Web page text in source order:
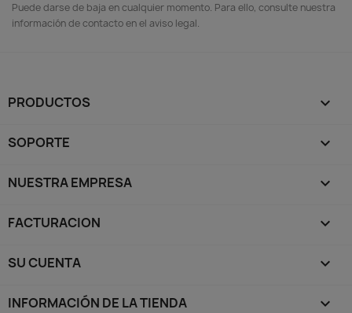
Puede darse de baja en cualquier momento. Para ello, consulte nuestra
información de contacto en el aviso legal.
PRODUCTOS 
SOPORTE 
NUESTRA EMPRESA 
FACTURACION 
SU CUENTA 
INFORMACIÓN DE LA TIENDA keyboard_arrow_down